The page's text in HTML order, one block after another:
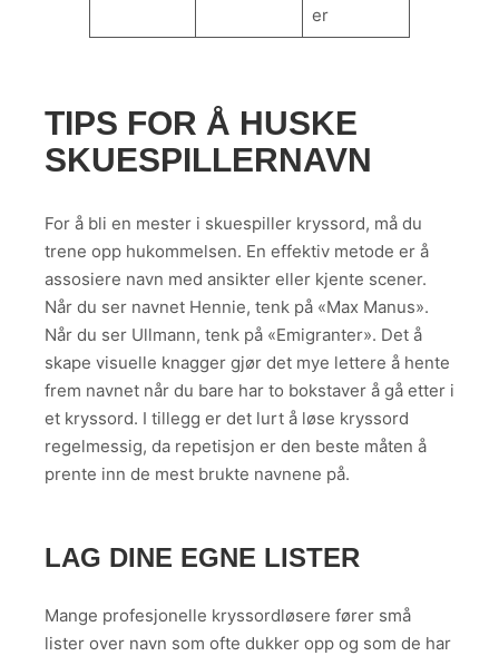
er
TIPS FOR Å HUSKE
SKUESPILLERNAVN
For å bli en mester i skuespiller kryssord, må du
trene opp hukommelsen. En effektiv metode er å
assosiere navn med ansikter eller kjente scener.
Når du ser navnet Hennie, tenk på «Max Manus».
Når du ser Ullmann, tenk på «Emigranter». Det å
skape visuelle knagger gjør det mye lettere å hente
frem navnet når du bare har to bokstaver å gå etter i
et kryssord. I tillegg er det lurt å løse kryssord
regelmessig, da repetisjon er den beste måten å
prente inn de mest brukte navnene på.
LAG DINE EGNE LISTER
Mange profesjonelle kryssordløsere fører små
lister over navn som ofte dukker opp og som de har